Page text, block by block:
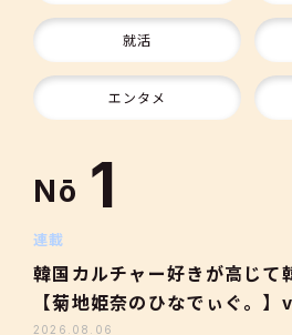
就活
エンタメ
Nō
9
10
1
2
連載
韓国カルチャー好きが高じて
【菊地姫奈のひなでぃぐ。
2026.08.06